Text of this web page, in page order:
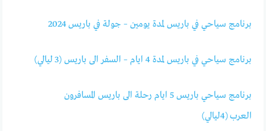
برنامج سياحي في باريس لمدة يومين – جولة في باريس 2024
برنامج سياحي في باريس لمدة 4 ايام – السفر الى باريس (3 ليالي)
برنامج سياحي باريس 5 ايام رحلة الى باريس المسافرون
العرب (4ليالي)